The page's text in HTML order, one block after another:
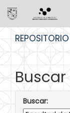
Buscar
Buscar: